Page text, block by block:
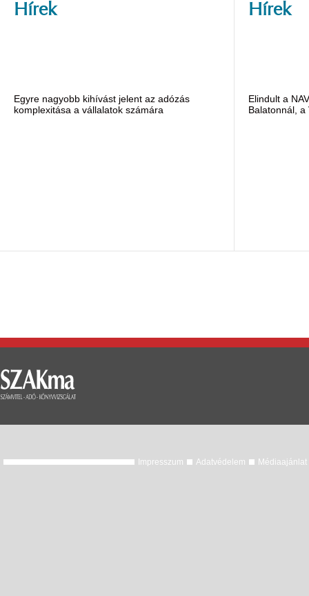
Hírek
Egyre nagyobb kihívást jelent az adózás
komplexitása a vállalatok számára
Hírek
Elindult a
Balatonnál, a
Impresszum Adatvédelem Médiaajánlat